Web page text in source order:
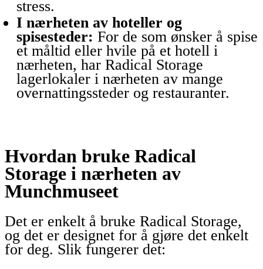
stress.
I nærheten av hoteller og
spisesteder: For de som ønsker å spise
et måltid eller hvile på et hotell i
nærheten, har Radical Storage
lagerlokaler i nærheten av mange
overnattingssteder og restauranter.
Hvordan bruke Radical
Storage i nærheten av
Munchmuseet
Det er enkelt å bruke Radical Storage,
og det er designet for å gjøre det enkelt
for deg. Slik fungerer det: